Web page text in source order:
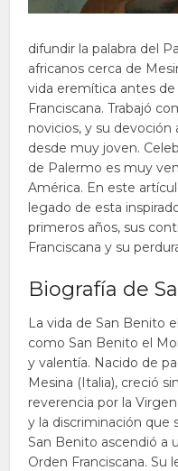
difundir la palabra del
africanos cerca de
vida eremítica antes
Franciscana. Trabajó
novicios, y su devoción
desde muy joven.
de Palermo es muy
América. En este
legado de esta
primeros años, sus
Franciscana y su
Biografía de
La vida de San Benito
como San Benito el
y valentía. Nacido de
Mesina (Italia), creció
reverencia por la
y la discriminación que
San Benito ascendió a
Orden Franciscana. Su